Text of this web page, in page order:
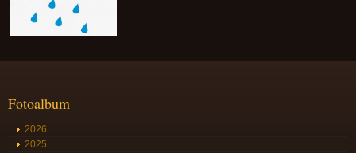
Fotoalbum
2026
2025